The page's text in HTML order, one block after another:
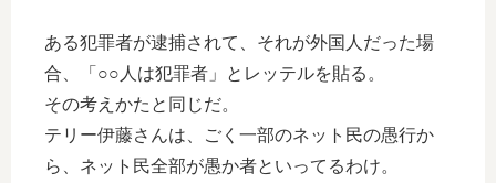
ある犯罪者が逮捕されて、それが外国人だった場
合、「○○人は犯罪者」とレッテルを貼る。
その考えかたと同じだ。
テリー伊藤さんは、ごく一部のネット民の愚行か
ら、ネット民全部が愚か者といってるわけ。